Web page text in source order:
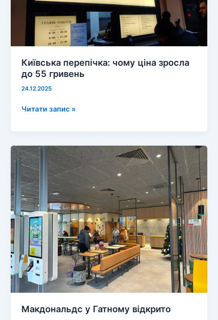
Київська перепічка: чому ціна зросла
до 55 гривень
24.12.2025
Київська
ціна
зросла
до
55
гривень
Читати запис »
Макдональдс у Гатному відкрито